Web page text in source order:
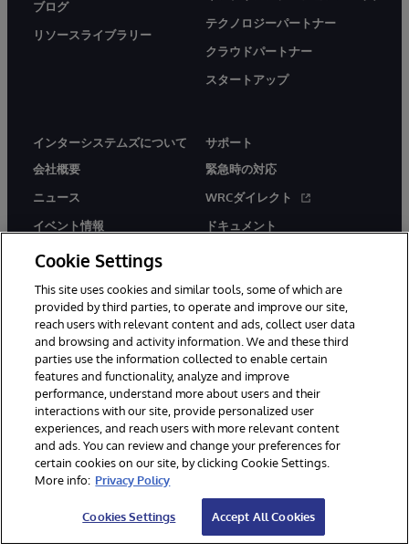
ブログ
リソースライブラリー
テクノロジーパートナー
クラウドパートナー
スタートアップ
インターシステムズについて
会社概要
ニュース
イベント情報
採用情報
サポート
緊急時の対応
WRCダイレクト
ドキュメント
© 1996-2026Y InterSystems Corporation, Boston, MA. All Rights
Reserved.
お知らせ／ご利用規約
プライバシーステートメント
保証について
アクセシビリティ
Cookie Settings
This site uses cookies and similar tools, some of which are
provided by third parties, to operate and improve our site,
reach users with relevant content and ads, collect user data
and browsing and activity information. We and these third
parties use the information collected to enable certain
features and functionality, analyze and improve
performance, understand more about users and their
interactions with our site, provide personalized user
experiences, and reach users with more relevant content
and ads. You can review and change your preferences for
certain cookies on our site, by clicking Cookie Settings.
More info: Privacy Policy
Cookies Settings Accept All Cookies